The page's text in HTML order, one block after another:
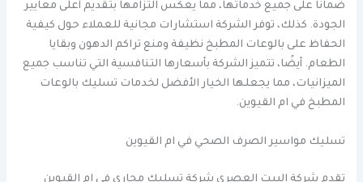
ضمانًا على جميع خدماتها، مما يعكس التزامها بتقديم أعلى معايير
الجودة. كذلك، توفر الشركة استشارات مجانية للعملاء حول كيفية
الحفاظ على بالوعات المطبخ نظيفة ومنع تراكم الدهون وبقايا
الطعام. أيضًا، تتميز الشركة بأسعارها التنافسية التي تناسب جميع
الميزانيات، مما يجعلها الخيار الأفضل لخدمات تسليك بالوعات
المطبخ في ام القيوين.
تسليك مواسير الصرف الصحي في ام القيوين
تقدم شركة البيت العصري شركة تسليك مجاري في ام القيوين